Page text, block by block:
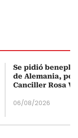
Se pidió
de Alemania,
Canciller Rosa
06/08/2026